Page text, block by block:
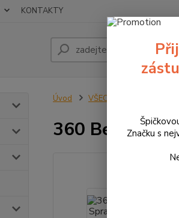
KONTAKTY
Úvod VŠECHNY PRODUKTY
360 Be Curl
Značku s